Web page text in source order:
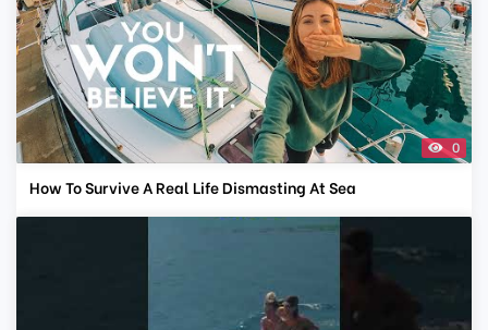
0
How To Survive A Real Life Dismasting At Sea